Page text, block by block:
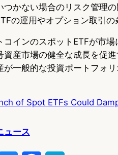
つかない場合のリスク管理
の運用やオプション取引の
コインのスポットETFが市
資産市場の健全な成長を促
が一般的な投資ポートフォ
of Spot ETFs Could
ュース